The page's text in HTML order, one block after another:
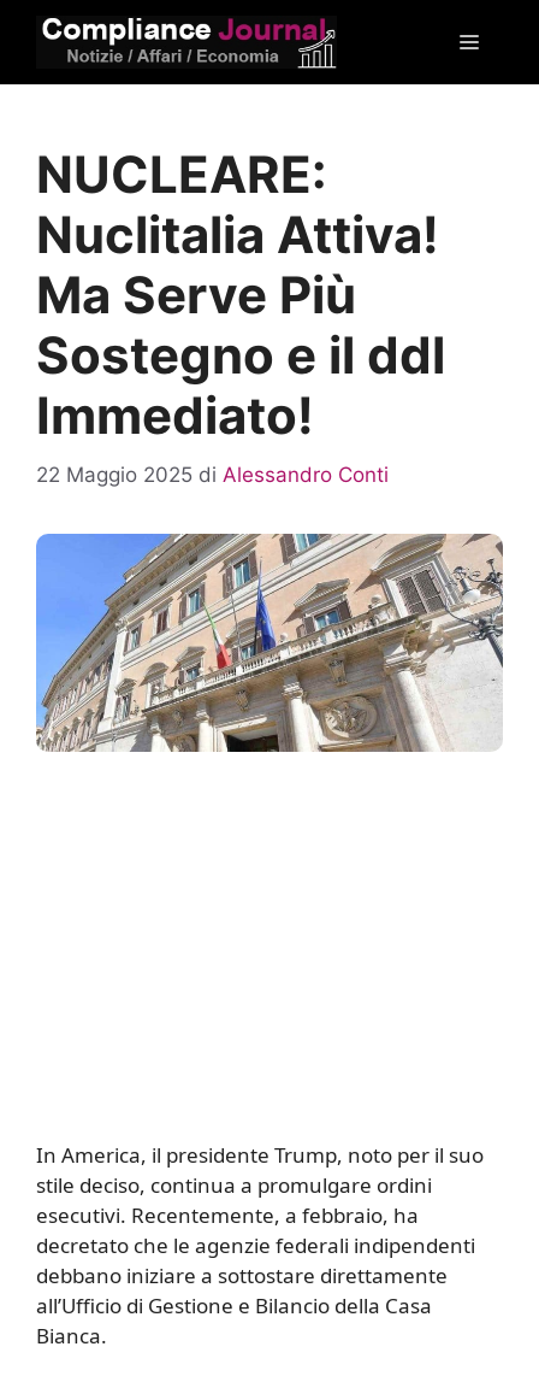
Menu
NUCLEARE:
Nuclitalia Attiva!
Ma Serve Più
Sostegno e il ddl
Immediato!
22 Maggio 2025 di Alessandro Conti
In America, il presidente Trump, noto per il suo
stile deciso, continua a promulgare ordini
esecutivi. Recentemente, a febbraio, ha
decretato che le agenzie federali indipendenti
debbano iniziare a sottostare direttamente
all’Ufficio di Gestione e Bilancio della Casa
Bianca.